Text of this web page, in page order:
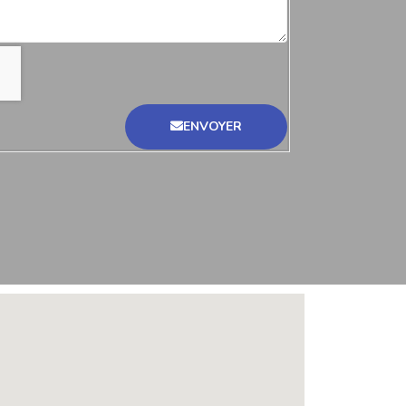
ENVOYER